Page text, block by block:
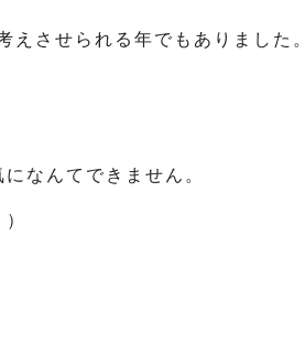
させられる年でもありました。
なんてできません。